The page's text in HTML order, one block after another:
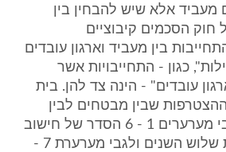
אלא שיש להבחין בין
חוק הסכמים קיבוציים
כגון - התחייבות בין מעביד וארגון עובדים
כגון - התחייבויות אשר
עובדים" - הינה צד להן. בית
שבין מבטחים לבין
המעסיקים קבעו לגבי מערערים 1 - 6 הסדר של חישוב
שכר קובע לפי שיטת שלוש השנים ולגבי מערערת 7 -